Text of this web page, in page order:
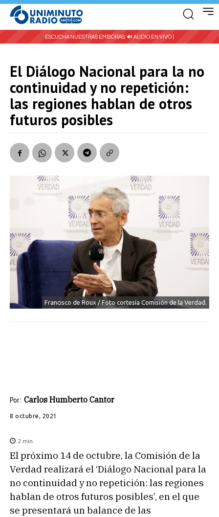
ESCUCHA NUESTRAS EMISORAS: 🔊 AUDIO EN VIVO |
El Diálogo Nacional para la no
continuidad y no repetición:
las regiones hablan de otros
futuros posibles
Francisco de Roux / Foto cortesía Comisión de la Verdad.
Por: Carlos Humberto Cantor
8 octubre, 2021
2 min.
El próximo 14 de octubre, la Comisión de la
Verdad realizará el ‘Diálogo Nacional para la
no continuidad y no repetición: las regiones
hablan de otros futuros posibles’, en el que
se presentará un balance de las